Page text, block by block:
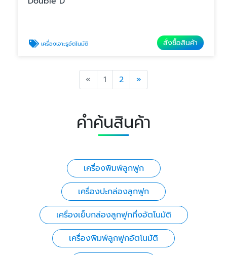
เครื่องเจาะรูอัตโนมัติ สั่งซื้อสินค้า
« Previous
1 2 »
คำค้นสินค้า
เครื่องพิมพ์ลูกฟูก
เครื่องปะกล่องลูกฟูก
เครื่องเย็บกล่องลูกฟูกกึ่งอัตโนมัติ
เครื่องพิมพ์ลูกฟูกอัตโนมัติ